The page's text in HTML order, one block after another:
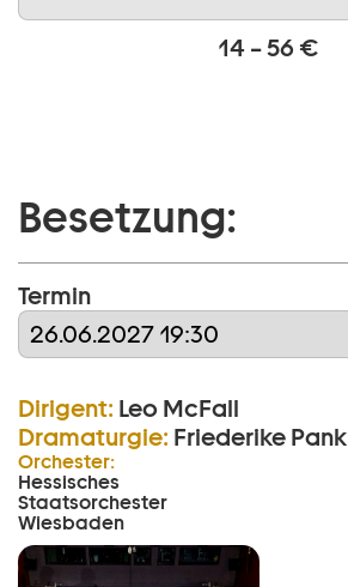
14 – 56 €
Besetzung:
Termin
Dirigent: Leo McFall
Dramaturgie: Friederike Pank
Orchester:
Hessisches
Staatsorchester
Wiesbaden